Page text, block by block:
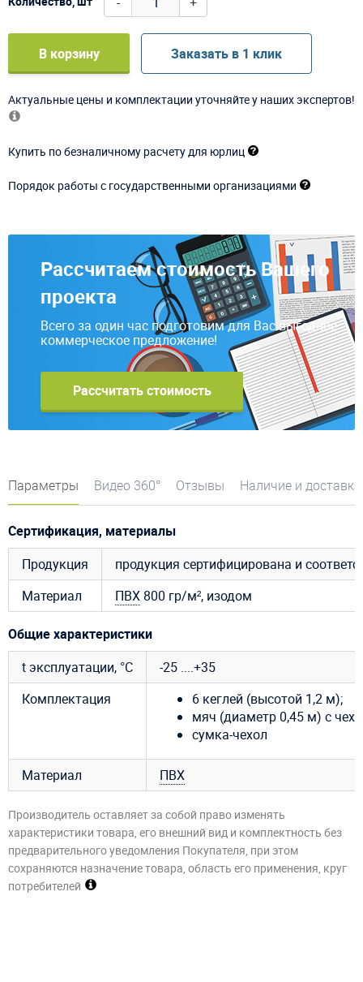
В корзину Заказать в 1 клик
Актуальные цены и комплектации уточняйте у наших экспертов!
Купить по безналичному расчету для юрлиц
Порядок работы с государственными организациями
Рассчитаем стоимость Вашего
проекта
Всего за один час подготовим для Вас выгодное
коммерческое предложение!
Рассчитать стоимость
Параметры Видео 360° Отзывы Наличие и доставка
Сертификация, материалы
Продукция
продукция сертифицирована и
Материал
ПВХ 800 гр/м², изодом
Общие характеристики
t эксплуатации, °C
-25 ....+35
Комплектация
6 кеглей (высотой 1,2 м);
мяч (диаметр 0,45 м) с
сумка-чехол
Материал ПВХ
Производитель оставляет за собой право изменять
характеристики товара, его внешний вид и комплектность без
предварительного уведомления Покупателя, при этом
сохраняются назначение товара, область его применения, круг
потребителей